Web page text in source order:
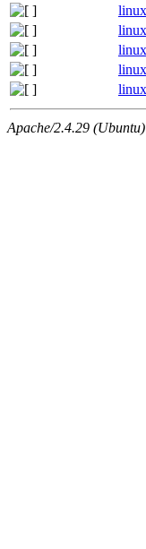
Apache/2.4.29